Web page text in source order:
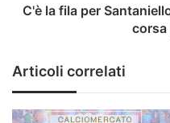
iscrive
Mercato
C'è la fila per
corsa
Articoli correlati